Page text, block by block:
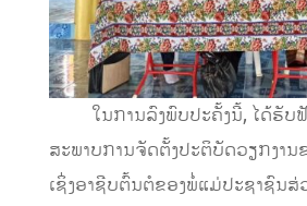
ໃນການລົງພົບປະຄັ້ງນີ້, ໄດ້ຮັບຟັ
ສະພາບການຈັດຕັ້ງປະຕິບັດວຽກງານ
ເຊິ່ງອາຊີບຕົ້ນຕໍຂອງພໍ່ແມ່ປະຊາຊົນ